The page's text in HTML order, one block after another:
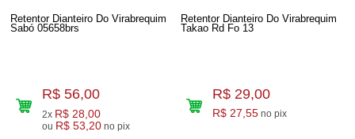
Retentor Dianteiro Do Virabrequim
Sabó 05658brs
R$ 56,00
2x R$ 28,00
ou R$ 53,20 no pix
Retentor Dianteiro Do Virabrequim
Takao Rd Fo 13
R$ 29,00
R$ 27,55 no pix